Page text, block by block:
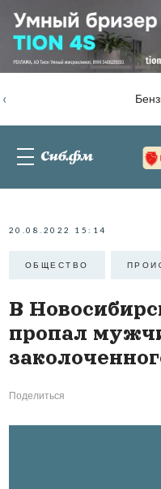
‹
20.08.2022 15:14
ОБЩЕСТВО
В
пропал
Поделиться